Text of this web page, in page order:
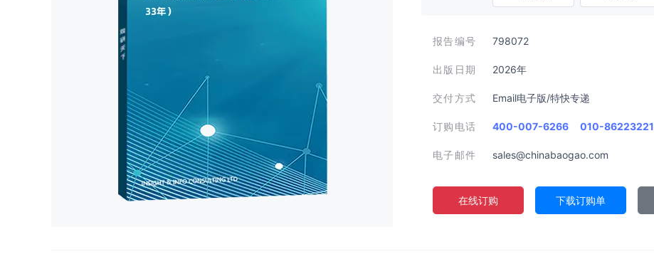
报告编号 798072
出版日期 2026年
交付方式 Email电子版/特快专递
订购电话 400-007-6266 010-86223221
电子邮件 sales@chinabaogao.com
在线订购 下载订购单